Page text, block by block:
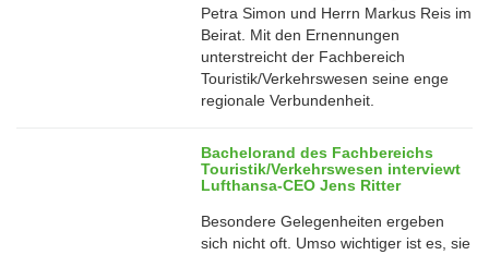
24
Oct
Petra Simon und Herrn Markus Reis im
Beirat. Mit den Ernennungen
unterstreicht der Fachbereich
Touristik/Verkehrswesen seine enge
regionale Verbundenheit.
Bachelorand des Fachbereichs
Touristik/Verkehrswesen interviewt
Lufthansa-CEO Jens Ritter
Besondere Gelegenheiten ergeben
sich nicht oft. Umso wichtiger ist es, sie